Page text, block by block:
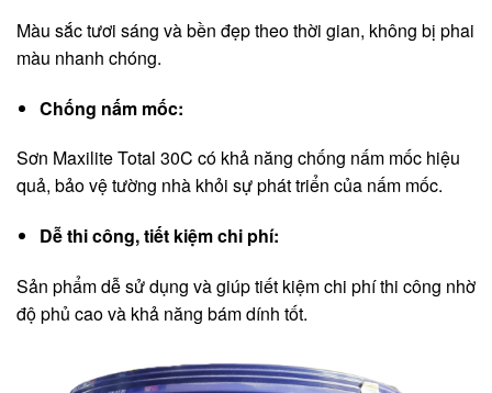
Màu sắc tươi sáng và bền đẹp theo thời gian, không bị phai
màu nhanh chóng.
Chống nấm mốc:
Sơn Maxilite Total 30C có khả năng chống nấm mốc hiệu
quả, bảo vệ tường nhà khỏi sự phát triển của nấm mốc.
Dễ thi công, tiết kiệm chi phí:
Sản phẩm dễ sử dụng và giúp tiết kiệm chi phí thi công nhờ
độ phủ cao và khả năng bám dính tốt.